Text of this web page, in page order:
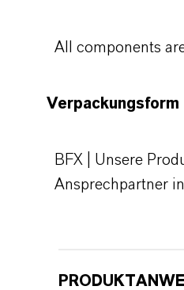
All components
Verpackungsform
BFX | Unsere
Ansprechpartner